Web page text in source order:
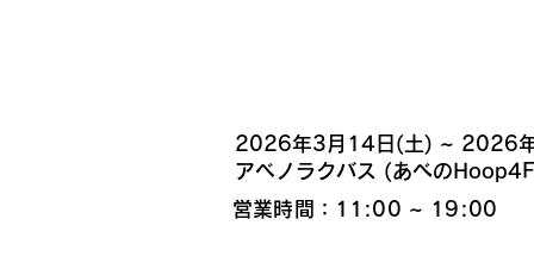
​2026年3月14日(土) ~ 2026
アベノラクバス (あべの
営業時間：11:00 ~ 19:00